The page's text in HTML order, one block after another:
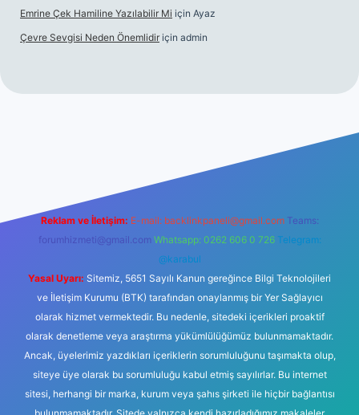
Emrine Çek Hamiline Yazılabilir Mi için Ayaz
Çevre Sevgisi Neden Önemlidir için admin
Reklam ve İletişim: E-mail: backlinkpaneli@gmail.com Teams:
forumhizmeti@gmail.com Whatsapp: 0262 606 0 726 Telegram:
@karabul
Yasal Uyarı: Sitemiz, 5651 Sayılı Kanun gereğince Bilgi Teknolojileri
ve İletişim Kurumu (BTK) tarafından onaylanmış bir Yer Sağlayıcı
olarak hizmet vermektedir. Bu nedenle, sitedeki içerikleri proaktif
olarak denetleme veya araştırma yükümlülüğümüz bulunmamaktadır.
Ancak, üyelerimiz yazdıkları içeriklerin sorumluluğunu taşımakta olup,
siteye üye olarak bu sorumluluğu kabul etmiş sayılırlar. Bu internet
sitesi, herhangi bir marka, kurum veya şahıs şirketi ile hiçbir bağlantısı